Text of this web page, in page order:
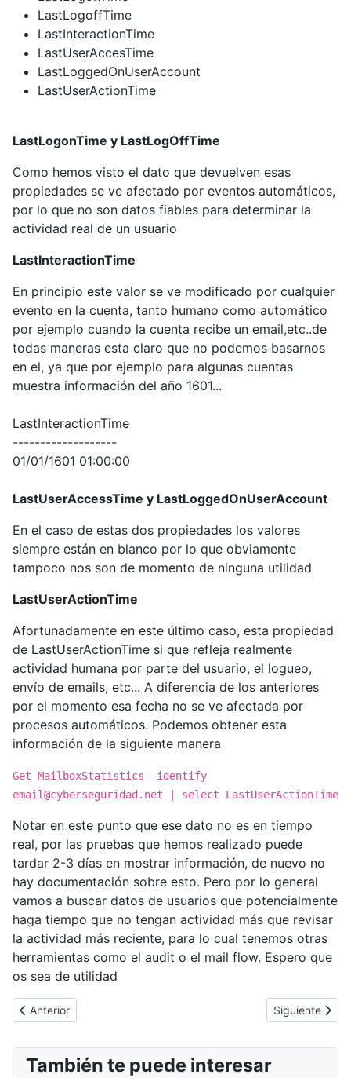
LastLogoffTime
LastInteractionTime
LastUserAccesTime
LastLoggedOnUserAccount
LastUserActionTime
LastLogonTime y LastLogOffTime
Como hemos visto el dato que devuelven esas
propiedades se ve afectado por eventos automáticos,
por lo que no son datos fiables para determinar la
actividad real de un usuario
LastInteractionTime
En principio este valor se ve modificado por cualquier
evento en la cuenta, tanto humano como automático
por ejemplo cuando la cuenta recibe un email,etc..de
todas maneras esta claro que no podemos basarnos
en el, ya que por ejemplo para algunas cuentas
muestra información del año 1601...
LastInteractionTime
-------------------
01/01/1601 01:00:00
LastUserAccessTime y LastLoggedOnUserAccount
En el caso de estas dos propiedades los valores
siempre están en blanco por lo que obviamente
tampoco nos son de momento de ninguna utilidad
LastUserActionTime
Afortunadamente en este último caso, esta propiedad
de LastUserActionTime si que refleja realmente
actividad humana por parte del usuario, el logueo,
envío de emails, etc... A diferencia de los anteriores
por el momento esa fecha no se ve afectada por
procesos automáticos. Podemos obtener esta
información de la siguiente manera
Get-MailboxStatistics -identify
email@cyberseguridad.net | select LastUserActionTime
Notar en este punto que ese dato no es en tiempo
real, por las pruebas que hemos realizado puede
tardar 2-3 días en mostrar información, de nuevo no
hay documentación sobre esto. Pero por lo general
vamos a buscar datos de usuarios que potencialmente
haga tiempo que no tengan actividad más que revisar
la actividad más reciente, para lo cual tenemos otras
herramientas como el audit o el mail flow. Espero que
os sea de utilidad
Artículo anterior: [Cybertruco]Como bloquear y/o gestionar la
Anterior Artículo
Siguiente
También te puede interesar